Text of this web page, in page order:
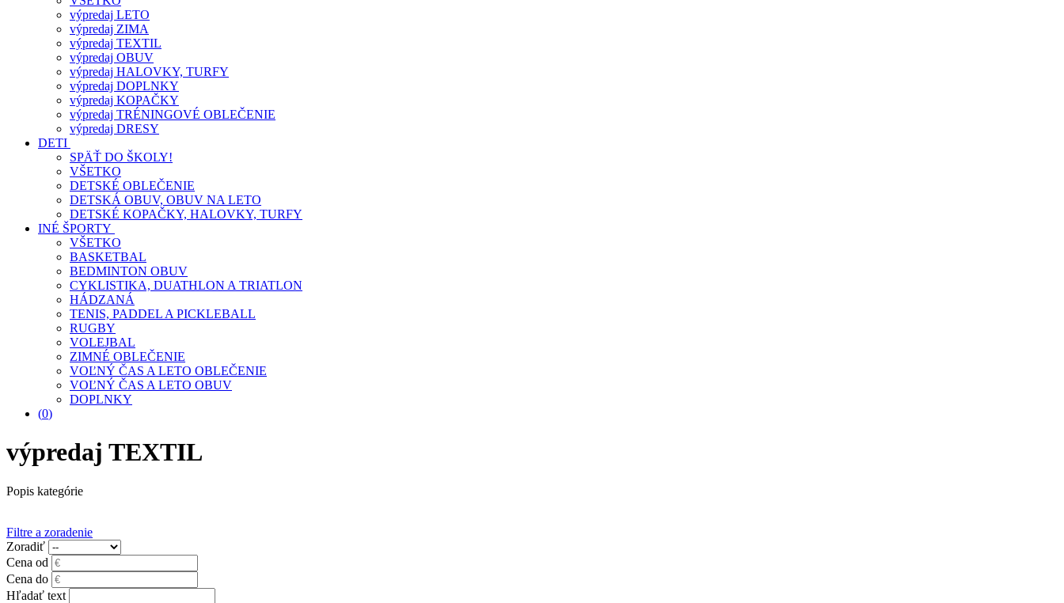
výpredaj LETO
výpredaj ZIMA
výpredaj TEXTIL
výpredaj OBUV
výpredaj HALOVKY, TURFY
výpredaj DOPLNKY
výpredaj KOPAČKY
výpredaj TRÉNINGOVÉ OBLEČENIE
výpredaj DRESY
DETI
SPÄŤ DO ŠKOLY!
VŠETKO
DETSKÉ OBLEČENIE
DETSKÁ OBUV, OBUV NA LETO
DETSKÉ KOPAČKY, HALOVKY, TURFY
INÉ ŠPORTY
VŠETKO
BASKETBAL
BEDMINTON OBUV
CYKLISTIKA, DUATHLON A TRIATLON
HÁDZANÁ
TENIS, PADDEL A PICKLEBALL
RUGBY
VOLEJBAL
ZIMNÉ OBLEČENIE
VOĽNÝ ČAS A LETO OBLEČENIE
VOĽNÝ ČAS A LETO OBUV
DOPLNKY
(0)
výpredaj TEXTIL
Popis kategórie
Filtre a zoradenie
Zoradiť
Cena od
Cena do
Hľadať text